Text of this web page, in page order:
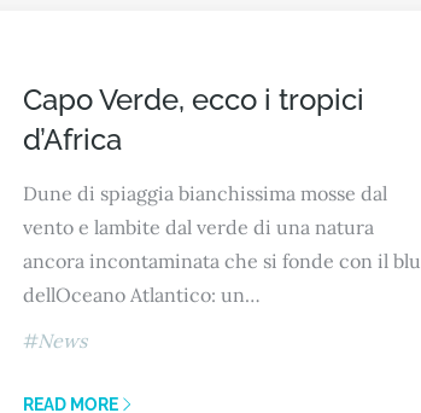
Capo Verde, ecco i tropici
d’Africa
Dune di spiaggia bianchissima mosse dal
vento e lambite dal verde di una natura
ancora incontaminata che si fonde con il blu
dellOceano Atlantico: un…
News
READ MORE